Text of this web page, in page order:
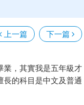
上一篇 下一篇
業，其實我是五年級才
的科目是中文及普通